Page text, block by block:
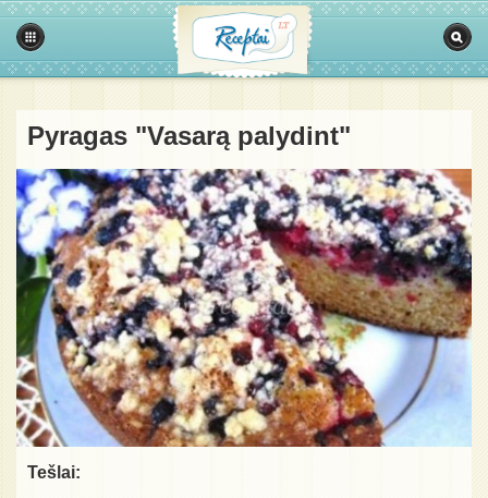
Pyragas "Vasarą palydint"
Tešlai: